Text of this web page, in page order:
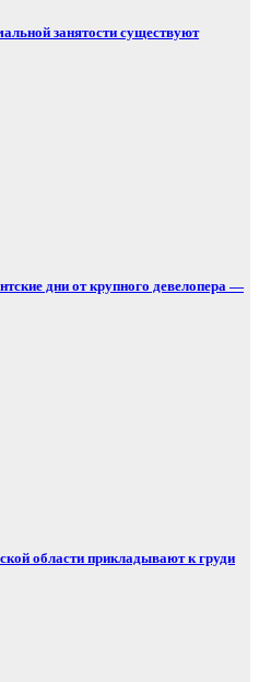
занятости существуют
дни от крупного девелопера —
области прикладывают к груди